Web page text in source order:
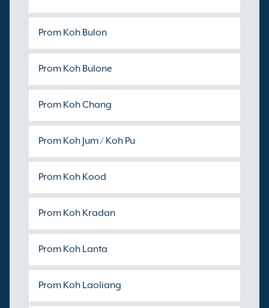
Prom Koh Bulon
Prom Koh Bulone
Prom Koh Chang
Prom Koh Jum / Koh Pu
Prom Koh Kood
Prom Koh Kradan
Prom Koh Lanta
Prom Koh Laoliang